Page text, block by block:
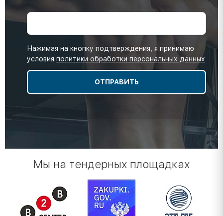
Нажимая на кнопку подтверждения, я принимаю
условия политики обработки персональных данных
Мы на тендерных площадках